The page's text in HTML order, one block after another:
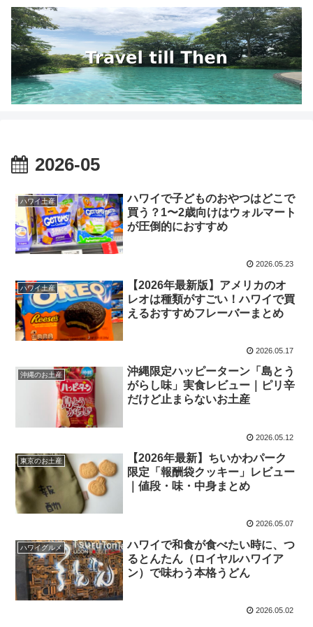
2026-05
ハワイ土産
ハワイで子どものおやつはどこで
買う？1〜2歳向けはウォルマート
が圧倒的におすすめ
2026.05.23
ハワイ土産
【2026年最新版】アメリカのオ
レオは種類がすごい！ハワイで買
えるおすすめフレーバーまとめ
2026.05.17
沖縄のお土産
沖縄限定ハッピーターン「島とう
がらし味」実食レビュー｜ピリ辛
だけど止まらないお土産
2026.05.12
東京のお土産
【2026年最新】ちいかわパーク
限定「報酬袋クッキー」レビュー
｜値段・味・中身まとめ
2026.05.07
ハワイグルメ
ハワイで和食が食べたい時に、つ
るとんたん（ロイヤルハワイア
ン）で味わう本格うどん
2026.05.02